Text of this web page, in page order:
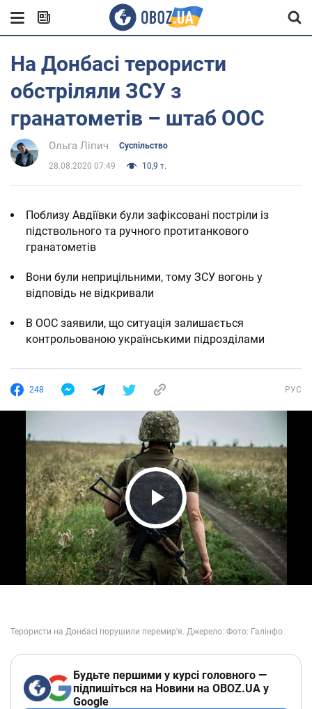
На Донбасі терористи
обстріляли ЗСУ з
гранатометів – штаб ООС
Ольга Ліпич Суспільство
28.08.2020 07:49 10,9 т.
Поблизу Авдіївки були зафіксовані постріли із
підствольного та ручного протитанкового
гранатометів
Вони були неприцільними, тому ЗСУ вогонь у
відповідь не відкривали
В ООС заявили, що ситуація залишається
контрольованою українськими підрозділами
248 РУС
Play Video
Будьте першими у курсі головного —
підпишіться на Новини на OBOZ.UA у
Google